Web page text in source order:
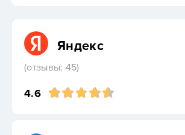
Яндекс
(отзывы: 45)
4.6